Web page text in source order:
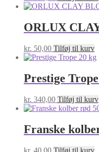
ORLUX
kr. 50,00 Tilføj til kurv
Prestige
kr. 340,00 Tilføj til kurv
Franske
kr. 40,00 Tilføj til kurv